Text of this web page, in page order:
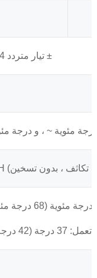
تيار متردد 24 فولت ±